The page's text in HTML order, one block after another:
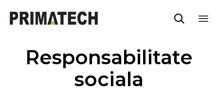

Responsabilitate
sociala